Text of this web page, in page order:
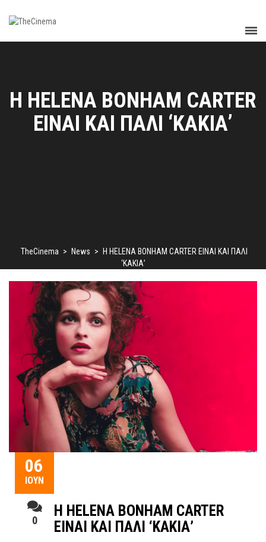
Η HELENA BONHAM CARTER
ΕΙΝΑΙ ΚΑΙ ΠΑΛΙ ‘ΚΑΚΙΑ’
TheCinema > News >
Η HELENA BONHAM CARTER ΕΙΝΑΙ ΚΑΙ ΠΑΛΙ
‘ΚΑΚΙΑ’
06
ΙΟΎΝ
0
Η HELENA BONHAM CARTER
ΕΙΝΑΙ ΚΑΙ ΠΑΛΙ ‘ΚΑΚΙΑ’